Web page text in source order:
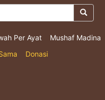
Per Ayat
Mushaf Madina
Donasi